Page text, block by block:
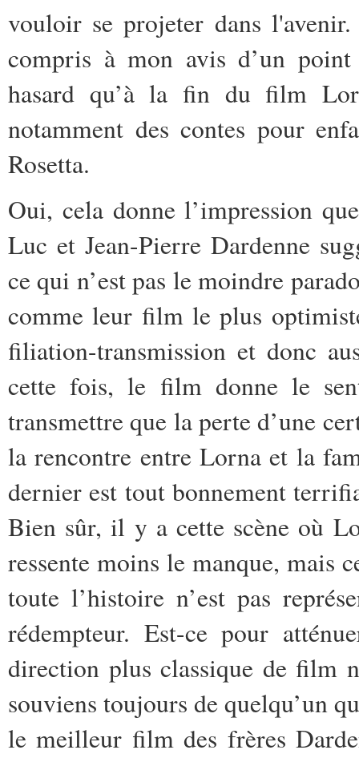
vouloir se projeter dans
compris à mon avis d’un
hasard qu’à la fin du film
notamment des contes pour
Rosetta.
Oui, cela donne l’impression
Luc et Jean-Pierre Dardenne
ce qui n’est pas le moindre
comme leur film le plus
filiation-transmission et donc
cette fois, le film donne le
transmettre que la perte d’une
la rencontre entre Lorna et la
dernier est tout bonnement
Bien sûr, il y a cette scène où
ressente moins le manque, mais
toute l’histoire n’est pas
rédempteur. Est-ce pour
direction plus classique de film
souviens toujours de quelqu’un
le meilleur film des frères